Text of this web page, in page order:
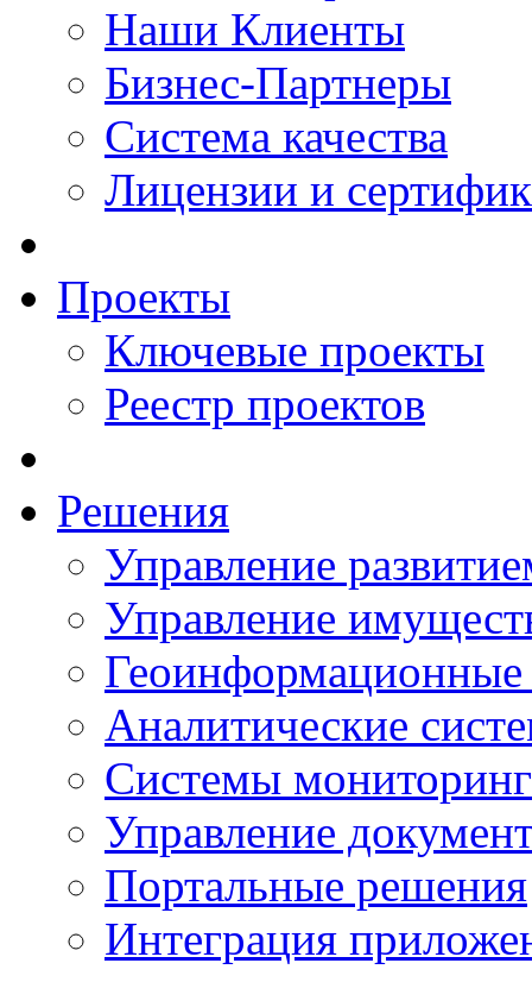
Наши Клиенты
Бизнес-Партнеры
Система качества
Лицензии и
Проекты
Ключевые проекты
Реестр проектов
Решения
Управление
Управление
Аналитические
Системы
Управление
Портальные решения
Интеграция